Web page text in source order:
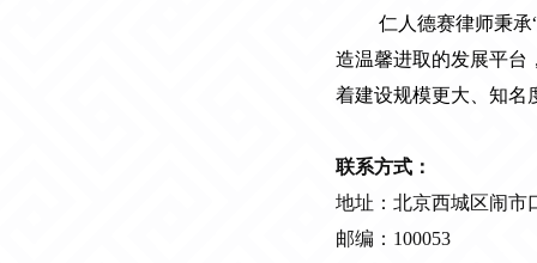
仁人德赛律师秉
造温馨进取的发展平台
着建设规模更大、知名
联系方式：
地址：北京西城区闹市
邮编：100053